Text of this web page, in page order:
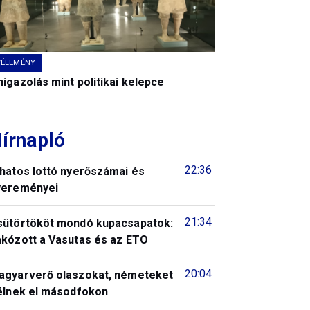
mint politikai kelepce
22:36
lottó nyerőszámai és
21:34
mondó kupacsapatok:
a Vasutas és az ETO
20:04
olaszokat, németeket
el másodfokon